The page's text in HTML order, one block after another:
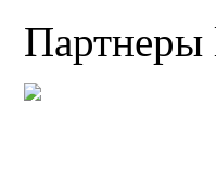
Партнеры